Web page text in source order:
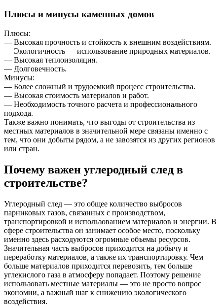
Плюсы и минусы каменных домов
Плюсы:
— Высокая прочность и стойкость к внешним воздействиям.
— Экологичность — использование природных материалов.
— Высокая теплоизоляция.
— Долговечность.
Минусы:
— Более сложный и трудоемкий процесс строительства.
— Высокая стоимость материалов и работ.
— Необходимость точного расчета и профессионального
подхода.
Также важно понимать, что выгоды от строительства из
местных материалов в значительной мере связаны именно с
тем, что они добыты рядом, а не завозятся из других регионов
или стран.
Почему важен углеродный след в
строительстве?
Углеродный след — это общее количество выбросов
парниковых газов, связанных с производством,
транспортировкой и использованием материалов и энергии. В
сфере строительства он занимает особое место, поскольку
именно здесь расходуются огромные объемы ресурсов.
Значительная часть выбросов приходится на добычу и
переработку материалов, а также их транспортировку. Чем
больше материалов приходится перевозить, тем больше
углекислого газа в атмосферу попадает. Поэтому решение
использовать местные материалы — это не просто вопрос
экономии, а важный шаг к снижению экологического
воздействия.